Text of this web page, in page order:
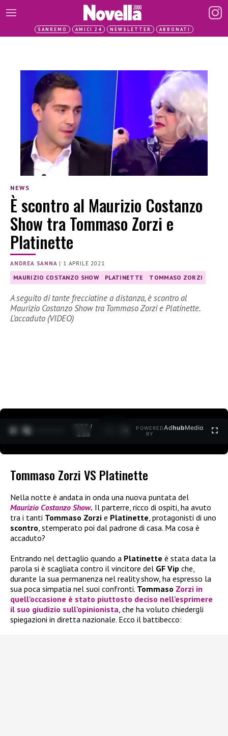
SANREMO AMICI 24 NEWSLETTER ABBONATI
NEWS
È scontro al Maurizio Costanzo
Show tra Tommaso Zorzi e
Platinette
ANDREA SANNA | 1 APRILE 2021
MAURIZIO COSTANZO SHOW PLATINETTE TOMMASO ZORZI
A seguito di tante frecciatine a distanza, è scontro al
Maurizio Costanzo Show tra Tommaso Zorzi e Platinette.
L’accaduto (VIDEO)
0:27 /
3:35
POWERED
BY
AdhubMedia
Tommaso Zorzi VS Platinette
Nella notte è andata in onda una nuova puntata del
Maurizio Costanzo Show. Il parterre, ricco di ospiti, ha avuto
tra i tanti Tommaso Zorzi e Platinette, protagonisti di uno
scontro, stemperato poi dal padrone di casa. Ma cosa è
accaduto?
Entrando nel dettaglio quando a Platinette è stata data la
parola si è scagliata contro il vincitore del GF Vip che,
durante la sua permanenza nel reality show, ha espresso la
sua poca simpatia nel suoi confronti. Tommaso Zorzi in
quell’occasione è stato piuttosto deciso nell’esprimere
il suo giudizio sull’opinionista, che ha voluto chiedergli
spiegazioni in diretta nazionale. Ecco il battibecco: